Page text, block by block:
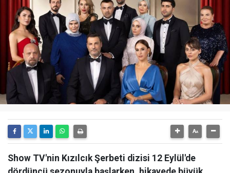
Show TV'nin Kızılcık Şerbeti dizisi 12 Eylül'de